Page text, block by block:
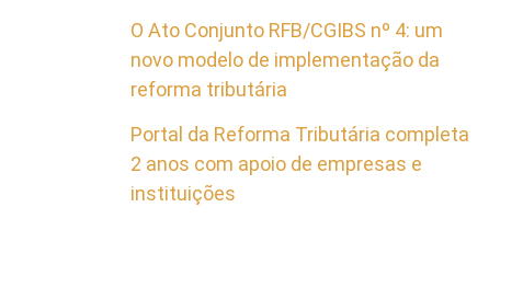
O Ato Conjunto RFB/CGIBS nº 4: um
novo modelo de implementação da
reforma tributária
Portal da Reforma Tributária completa
2 anos com apoio de empresas e
instituições